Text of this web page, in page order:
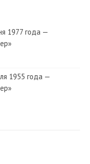
1977 года —
1955 года —